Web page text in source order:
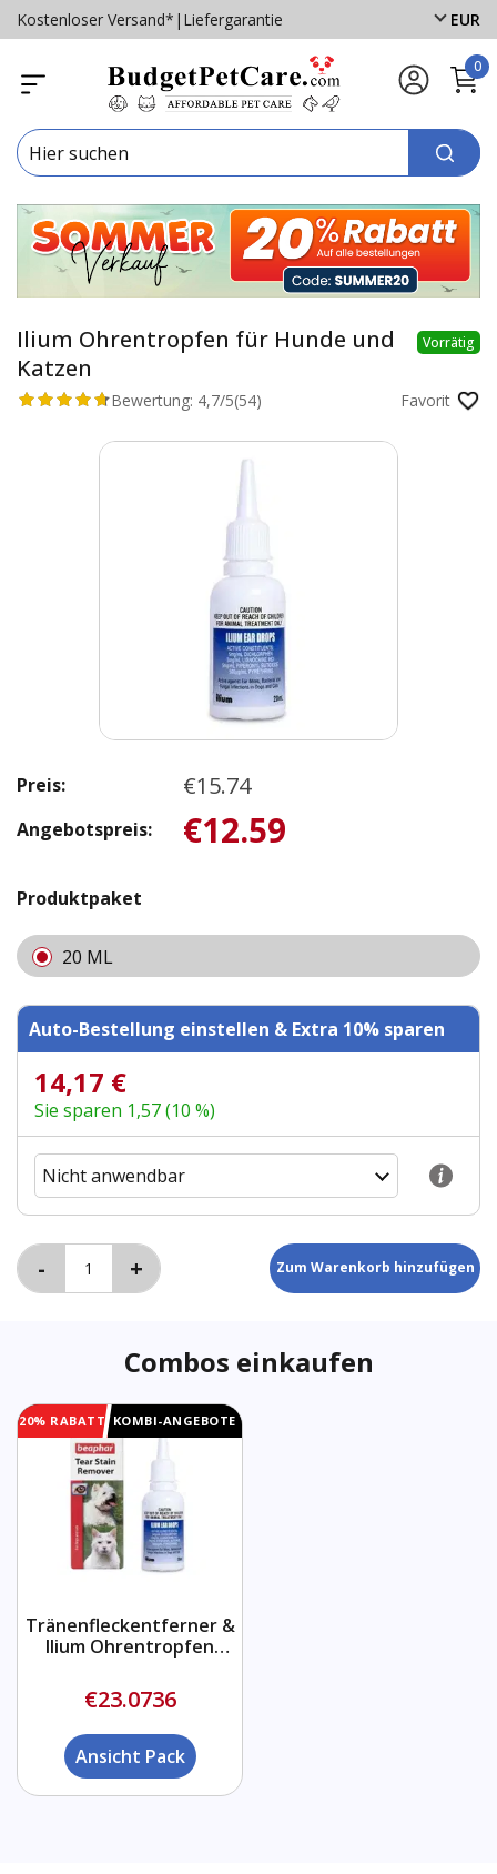
Kostenloser Versand* | Liefergarantie EUR
0
Ilium Ohrentropfen für Hunde und
Katzen
Vorrätig
Bewertung: 4,7/5(54) Favorit
Preis: €15.74
Angebotspreis: €12.59
Produktpaket
20 ML
Auto-Bestellung einstellen & Extra 10% sparen
14,17 €
Sie sparen 1,57 (10 %)
Combos einkaufen
20% RABATT KOMBI-ANGEBOTE
Tränenfleckentferner &
Ilium Ohrentropfen
€23.0736
Ansicht Pack